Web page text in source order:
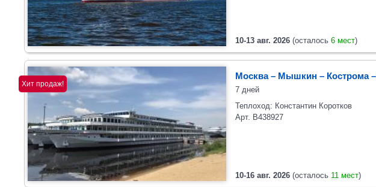
10-13 авг. 2026 (осталось 6 мест)
Хит продаж!
Москва – Мышкин – Кострома
7 дней
Теплоход: Константин Коротков
10-16 авг. 2026 (осталось 11 мест)
Арт. В438927